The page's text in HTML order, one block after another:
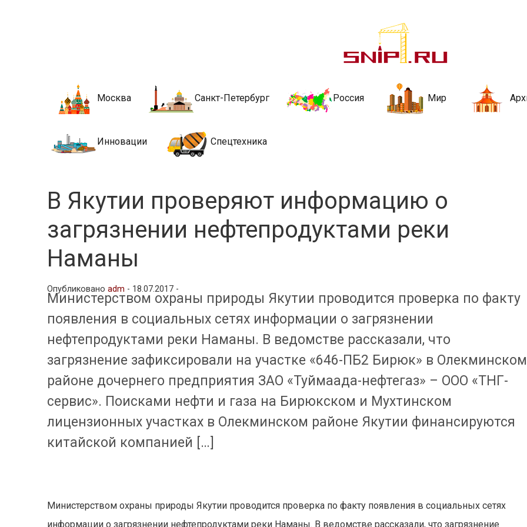
Новости строительства и
стройкой рубрики
Москва Санкт-Петербург Россия Мир
Инновации Спецтехника
В Якутии проверяют информацию о
загрязнении нефтепродуктами реки
Наманы
Опубликованоadm - 18.07.2017 -
Министерством охраны природы Якутии проводится проверка по факту
появления в социальных сетях информации о загрязнении
нефтепродуктами реки Наманы. В ведомстве рассказали, что
загрязнение зафиксировали на участке «646-ПБ2 Бирюк» в Олекминском
районе дочернего предприятия ЗАО «Туймаада-нефтегаз» – ООО «ТНГ-
сервис». Поисками нефти и газа на Бирюкском и Мухтинском
лицензионных участках в Олекминском районе Якутии финансируются
китайской компанией […]
Министерством охраны природы Якутии проводится проверка по факту появления в социальных сетях
информации о загрязнении нефтепродуктами реки Наманы. В ведомстве рассказали, что загрязнение